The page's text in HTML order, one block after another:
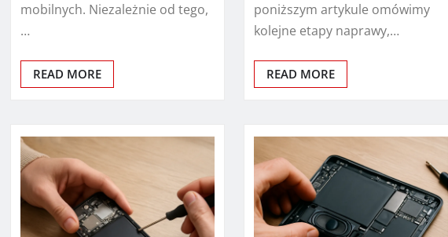
mobilnych. Niezależnie od tego,
…
READ MORE
poniższym artykule omówimy
kolejne etapy naprawy,…
READ MORE